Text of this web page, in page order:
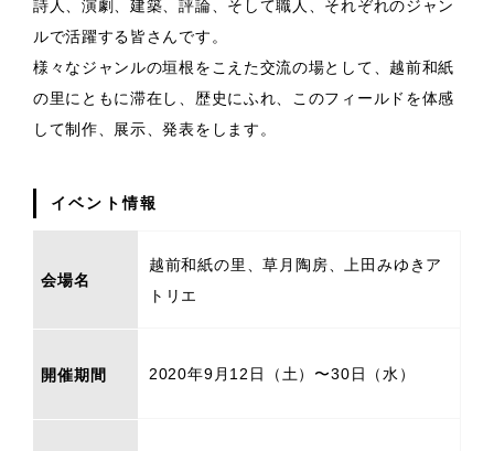
詩人、演劇、建築、評論、そして職人、それぞれのジャン
ルで活躍する皆さんです。
様々なジャンルの垣根をこえた交流の場として、越前和紙
の里にともに滞在し、歴史にふれ、このフィールドを体感
して制作、展示、発表をします。
イベント情報
会場名
越前和紙の里、草月陶房、上田みゆきア
トリエ
開催期間 2020年9月12日（土）〜30日（水）